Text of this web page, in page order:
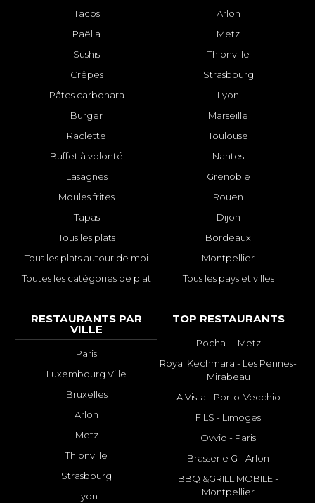
Tacos
Paëlla
Sushis
Crêpes
Pâtes carbonara
Burger
Raclette
Buffet à volonté
Lasagnes
Moules frites
Tapas
Tous les plats
Tous les plats autour de moi
Toutes les catégories de plat
Arlon
Metz
Thionville
Strasbourg
Lyon
Marseille
Toulouse
Nantes
Grenoble
Rouen
Dijon
Bordeaux
Montpellier
Tous les pays et villes
RESTAURANTS PAR
VILLE
Paris
Luxembourg Ville
Bruxelles
Arlon
Metz
Thionville
Strasbourg
Lyon
TOP RESTAURANTS
Pocha ! - Metz
Royal Kechmara - Les Pennes-
Mirabeau
A Vista - Porto-Vecchio
FILS - Limoges
Ovvio - Paris
Brasserie G - Arlon
BBQ &GRILL MOBILE -
Montpellier